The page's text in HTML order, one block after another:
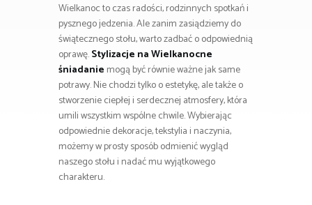
Wielkanoc to czas radości, rodzinnych spotkań i
pysznego jedzenia. Ale zanim zasiądziemy do
świątecznego stołu, warto zadbać o odpowiednią
oprawę.Stylizacje na Wielkanocne
śniadanie mogą być równie ważne jak same
potrawy. Nie chodzi tylko o estetykę, ale także o
stworzenie ciepłej i serdecznej atmosfery, która
umili wszystkim wspólne chwile. Wybierając
odpowiednie dekoracje, tekstylia i naczynia,
możemy w prosty sposób odmienić wygląd
naszego stołu i nadać mu wyjątkowego
charakteru.